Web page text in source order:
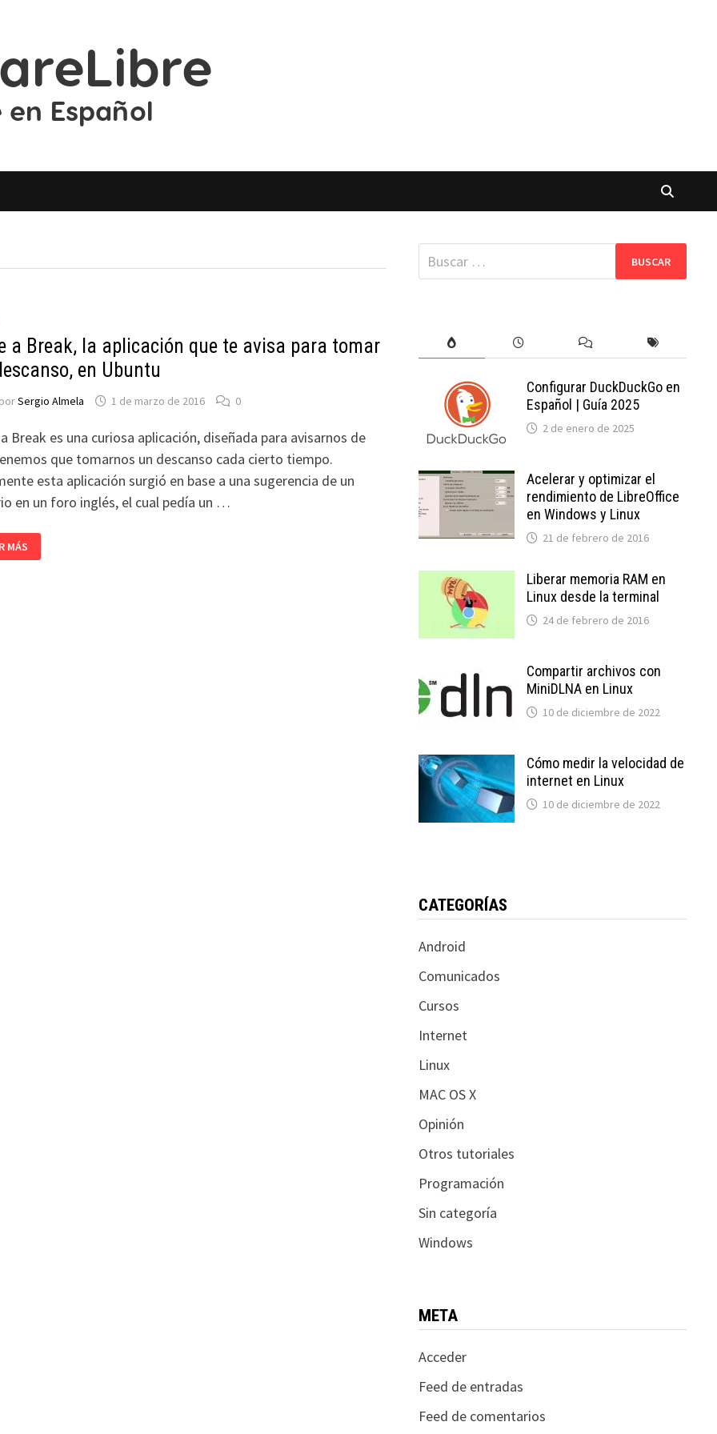
a Break, la aplicación que te avisa para tomar
en Ubuntu
porSergio Almela 1 de marzo de 2016 0
Break es una curiosa aplicación, diseñada para avisarnos de
que tomarnos un descanso cada cierto tiempo.
esta aplicación surgió en base a una sugerencia de un
en un foro inglés, el cual pedía un …
MÁS
Buscar:
Configurar DuckDuckGo en
Español | Guía 2025
2 de enero de 2025
Acelerar y optimizar el
rendimiento de LibreOffice
en Windows y Linux
21 de febrero de 2016
Liberar memoria RAM en
Linux desde la terminal
24 de febrero de 2016
Compartir archivos con
MiniDLNA en Linux
10 de diciembre de 2022
Cómo medir la velocidad de
internet en Linux
10 de diciembre de 2022
CATEGORÍAS
Android
Comunicados
Cursos
Internet
Linux
MAC OS X
Opinión
Otros tutoriales
Programación
Sin categoría
Windows
META
Acceder
Feed de entradas
Feed de comentarios